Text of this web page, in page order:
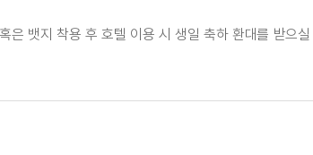
은 뱃지 착용 후 호텔 이용 시 생일 축하 환대를 받으